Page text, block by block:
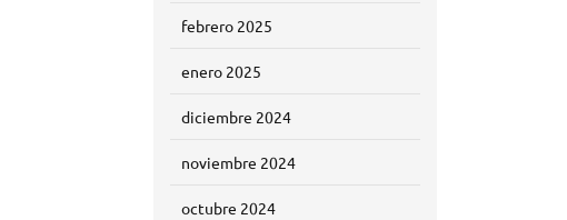
febrero 2025
enero 2025
diciembre 2024
noviembre 2024
octubre 2024